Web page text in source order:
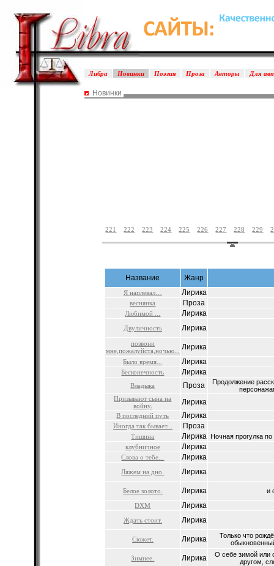
Либра Новинки Поэзия Проза Авторы Для
Новинки
221 222 223 224 225 226 227 228 229
Название Жанр
Я наплевал… Лирика
веснянка Проза
Любимой ... Лирика
Двуличность Лирика
позвони
мне,пожалуйста,ночью...
Лирика
Было время... Лирика
Бесконечность Лирика
Владыка Проза
Продолжение
Призывают сына на
войну.
Лирика
В последний путь Лирика
Иногда так бывает... Проза
Тишина Лирика Ночная прогулка
клубничное
Лирика
Слова о тебе... Лирика
Ляжем на дно. Лирика
Белое золото. Лирика
и
DXM
Лирика
Ждать стоит. Лирика
Сюжет. Лирика
Только что
Зимнее. Лирика
О себе зимой или
другом,